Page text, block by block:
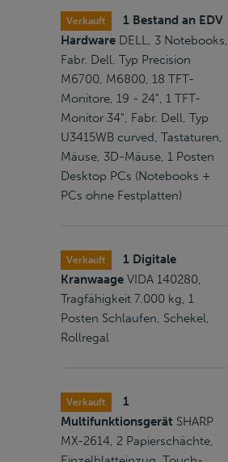
Verkauft
1 Bestand an EDV
Hardware DELL, 3 Notebooks,
Fabr. Dell, Typ Precision
M6700, M6800, 18 TFT-
Monitore, 19 - 24", 1 TFT-
Monitor 34", Fabr. Dell, Typ
U3415WB curved, Tastaturen,
Mäuse, 3D-Mäuse, 1 Posten
Desktop PCs (Notebooks +
PCs ohne Festplatten)
Verkauft
1 Digitale
Kranwaage VIDA 140280,
Tragfähigkeit 7.000 kg, 1
Posten Schlaufen, Schekel,
Rollregal
Verkauft
1
Multifunktionsgerät SHARP
MX-2614, 2 Papierschächte,